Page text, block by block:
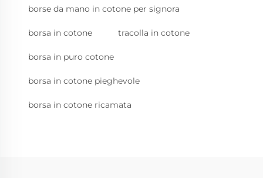
borse da mano in cotone per signora
borsa in cotone tracolla in cotone
borsa in puro cotone
borsa in cotone pieghevole
borsa in cotone ricamata